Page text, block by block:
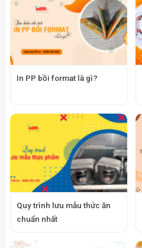
In PP bồi format là gì?
Quy trình lưu mẫu thức ăn
chuẩn nhất